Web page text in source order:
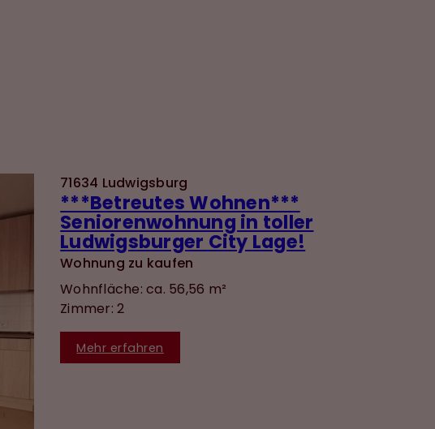
71634 Ludwigsburg
***Betreutes Wohnen***
Seniorenwohnung in toller
Ludwigsburger City Lage!
Wohnung zu kaufen
Wohnfläche: ca. 56,56 m²
Zimmer: 2
Mehr erfahren